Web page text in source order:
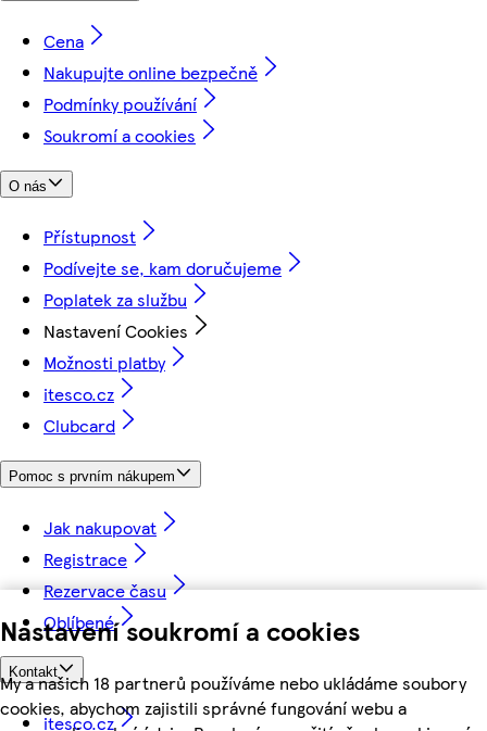
Nastavení soukromí a cookies
My a našich 18 partnerů používáme nebo ukládáme soubory
cookies, abychom zajistili správné fungování webu a
Cena
Nakupujte online bezpečně
Podmínky používání
Soukromí a cookies
O nás
Přístupnost
Podívejte se, kam doručujeme
Poplatek za službu
Nastavení Cookies
Možnosti platby
itesco.cz
Clubcard
Pomoc s prvním nákupem
Jak nakupovat
Registrace
Rezervace času
Oblíbené
Kontakt
itesco.cz